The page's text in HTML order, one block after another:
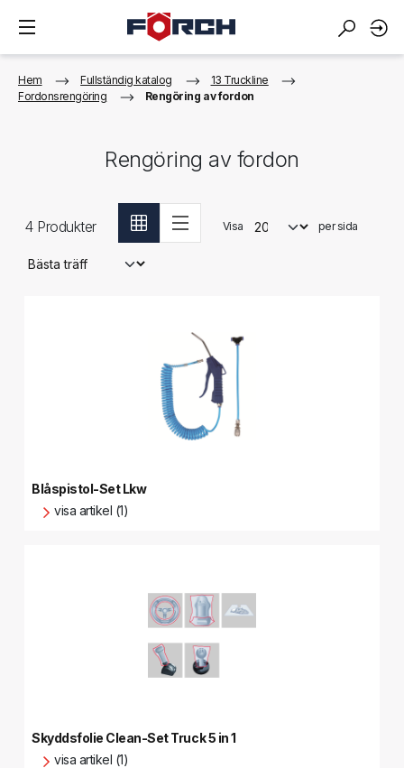
Hem Fullständig katalog
13 Truckline
Fordonsrengöring
Rengöring av fordon
Rengöring av fordon
4Produkter Visa per sida
Blåspistol-Set Lkw
visa artikel (1)
Skyddsfolie Clean-Set Truck 5 in 1
visa artikel (1)